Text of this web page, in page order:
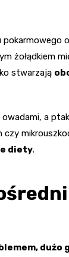
żołądkiem
stwarzają
a
diety.